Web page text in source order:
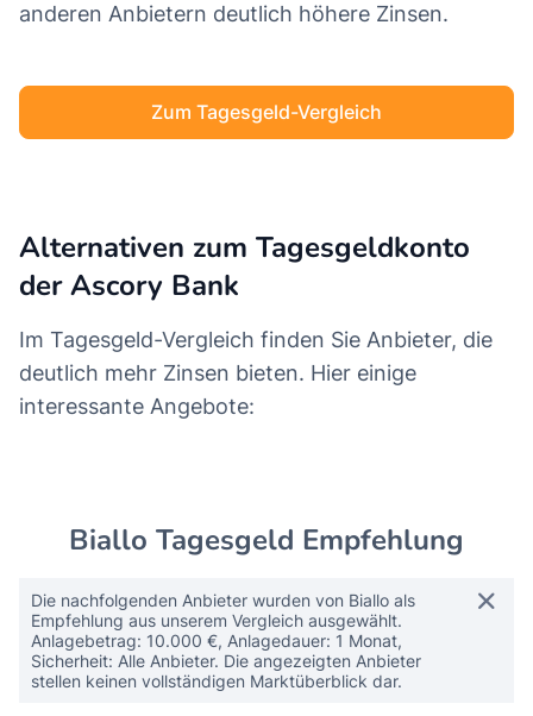
anderen Anbietern deutlich höhere Zinsen.
Zum Tagesgeld-Vergleich
Alternativen zum Tagesgeldkonto
der Ascory Bank
Im Tagesgeld-Vergleich finden Sie Anbieter, die
deutlich mehr Zinsen bieten. Hier einige
interessante Angebote:
Biallo Tagesgeld Empfehlung
Die nachfolgenden Anbieter wurden von Biallo als
Empfehlung aus unserem Vergleich ausgewählt.
Anlagebetrag: 10.000 €, Anlagedauer: 1 Monat,
Sicherheit: Alle Anbieter. Die angezeigten Anbieter
stellen keinen vollständigen Marktüberblick dar.